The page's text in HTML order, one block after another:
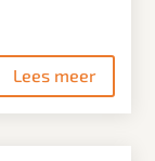
Lees meer